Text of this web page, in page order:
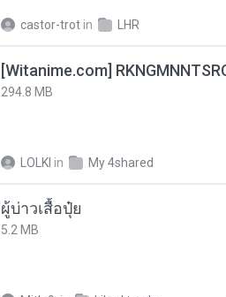
castor-trot in LHR
294.8 MB
LOLKI in My 4shared
ผู้บ่าวเสื้อปุ๋ย
5.2 MB